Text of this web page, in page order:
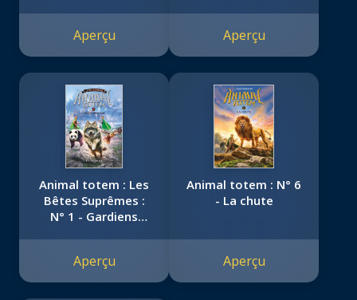
Aperçu Aperçu
Animal totem : Les
Bêtes Suprêmes :
N° 1 - Gardiens
Aperçu
Animal totem : N° 6
- La chute
Aperçu